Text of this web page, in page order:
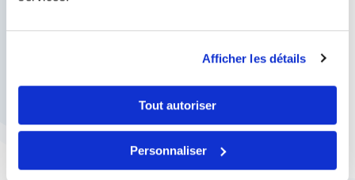
Afficher les détails
Tout autoriser
Personnaliser
Une force homogène est exercée sur
l’ensemble du vitrage afin de garantir la
zone à restaurer.